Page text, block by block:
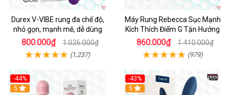
Durex V-VIBE rung đa chế độ,
nhỏ gọn, mạnh mẽ, dễ dùng
800.000₫ 1.026.000₫
(1,237)
Máy Rung Rebecca Sục Mạnh
Kích Thích Điểm G Tận Hưởng
860.000₫ 1.410.000₫
(979)
-44%
Hot
5
-43%
Hot
5